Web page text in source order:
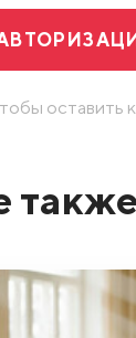
оставить
также